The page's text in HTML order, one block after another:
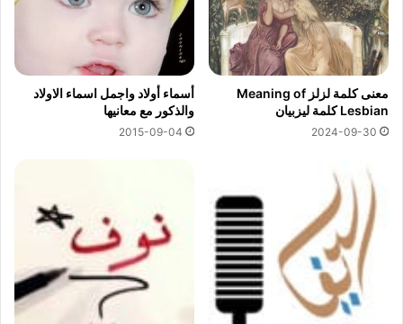
معنى كلمة لزلز Meaning of
Lesbian كلمة ليزبيان
2024-09-30
أسماء أولاد واجمل اسماء الاولاد
والذكور مع معانيها
2015-09-04